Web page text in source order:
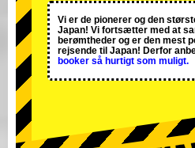
Vi er de pionerer og den
Japan! Vi fortsætter med at
berømtheder og er den mest
rejsende til Japan! Derfor
booker så hurtigt som muligt.